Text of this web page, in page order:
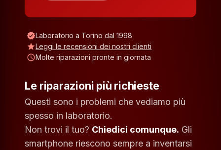
verifiedLaboratorio a Torino dal 1998
starLeggi le recensioni dei nostri clienti
scheduleMolte riparazioni pronte in giornata
Le riparazioni più richieste
Questi sono i problemi che vediamo più
spesso in laboratorio.
Non trovi il tuo? Chiedici comunque. Gli
smartphone riescono sempre a inventarsi